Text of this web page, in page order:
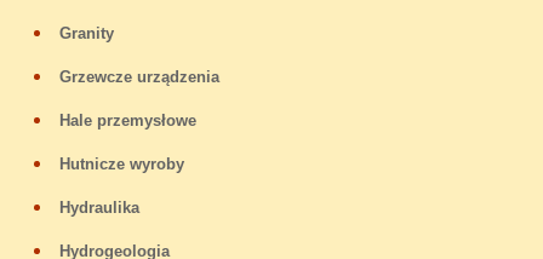
Granity
Grzewcze urządzenia
Hale przemysłowe
Hutnicze wyroby
Hydraulika
Hydrogeologia